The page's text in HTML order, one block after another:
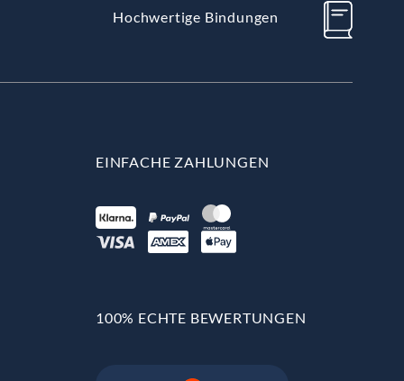
Hochwertige Bindungen
EINFACHE ZAHLUNGEN
100% ECHTE BEWERTUNGEN